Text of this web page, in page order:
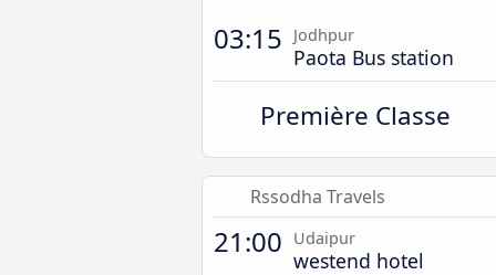
03:15 Jodhpur
Paota Bus station
Première Classe
Rssodha Travels
21:00 Udaipur
westend hotel